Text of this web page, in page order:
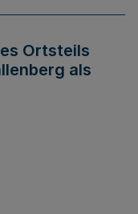
Ortsteils
als